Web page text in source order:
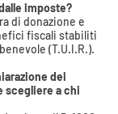
imposte?
di donazione e
fiscali stabiliti
(T.U.I.R.).
dei
scegliere a chi